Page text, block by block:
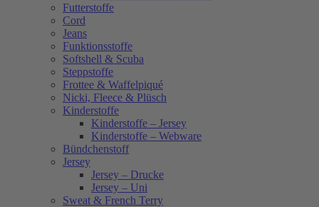
Futterstoffe
Cord
Jeans
Funktionsstoffe
Softshell & Scuba
Steppstoffe
Frottee & Waffelpiqué
Nicki, Fleece & Plüsch
Kinderstoffe
Kinderstoffe – Jersey
Kinderstoffe – Webware
Bündchenstoff
Jersey
Jersey – Drucke
Jersey – Uni
Sweat & French Terry